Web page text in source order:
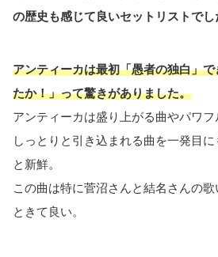
の歴史も感じて良いセットリストでし
アンティーカは最初「愚者の独白」
たか！」って驚きがありました。
アンティーカは盛り上がる曲やパワフ
しっとりと引き込まれる曲を一発目
と新鮮。
この曲は特に菅沼さんと結名さんの
ときて良い。